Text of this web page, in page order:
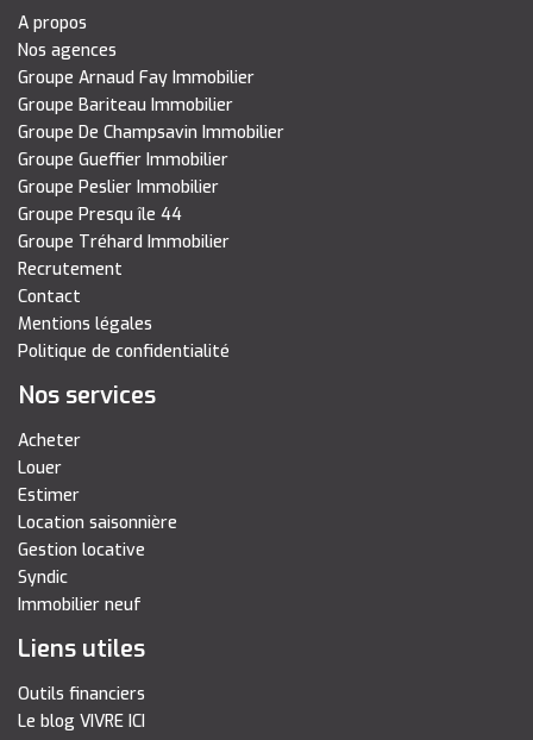
A propos
Nos agences
Groupe Arnaud Fay Immobilier
Groupe Bariteau Immobilier
Groupe De Champsavin Immobilier
Groupe Gueffier Immobilier
Groupe Peslier Immobilier
Groupe Presqu île 44
Groupe Tréhard Immobilier
Recrutement
Contact
Mentions légales
Politique de confidentialité
Nos services
Acheter
Louer
Estimer
Location saisonnière
Gestion locative
Syndic
Immobilier neuf
Liens utiles
Outils financiers
Le blog VIVRE ICI